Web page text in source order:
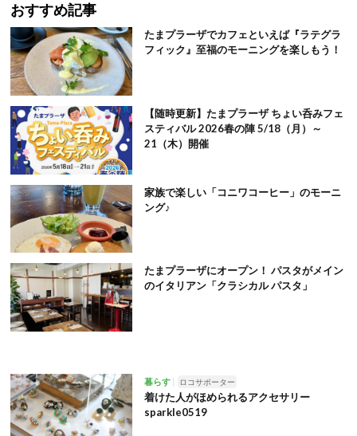
おすすめ記事
たまプラーザでカフェといえば『ラテグラ
フィック』至福のモーニングを楽しもう！
【随時更新】たまプラーザ ちょい呑みフェ
スティバル 2026春の陣 5/18（月）～
21（木）開催
家族で楽しい「コニワコーヒー」のモーニ
ング♪
たまプラーザにオープン！ パスタがメイン
のイタリアン「クラシカル パスタ」
暮らす ロコサポーター
着けた人がほめられるアクセサリー
sparkle0519